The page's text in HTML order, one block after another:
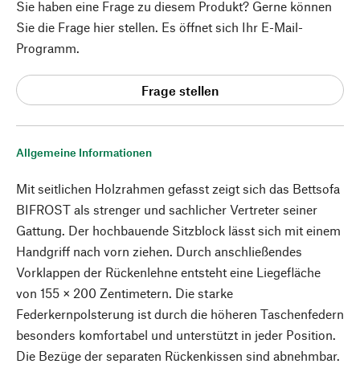
Allgemeine Informationen
Mit seitlichen Holzrahmen gefasst zeigt sich das Bettsofa
BIFROST als strenger und sachlicher Vertreter seiner
Gattung. Der hochbauende Sitzblock lässt sich mit einem
Handgriff nach vorn ziehen. Durch anschließendes
Vorklappen der Rückenlehne entsteht eine Liegefläche
von 155 × 200 Zentimetern. Die starke
Federkernpolsterung ist durch die höheren Taschenfedern
besonders komfortabel und unterstützt in jeder Position.
Die Bezüge der separaten Rückenkissen sind abnehmbar.
Sie haben eine Frage zu diesem Produkt? Gerne können
Sie die Frage hier stellen. Es öffnet sich Ihr E-Mail-
Programm.
Frage stellen